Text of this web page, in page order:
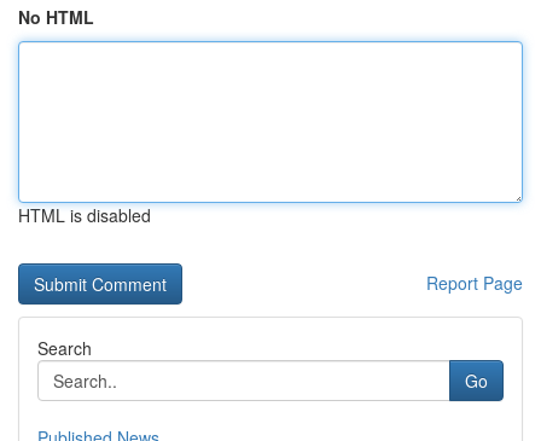
No HTML
HTML is disabled
Report Page
Search
Go